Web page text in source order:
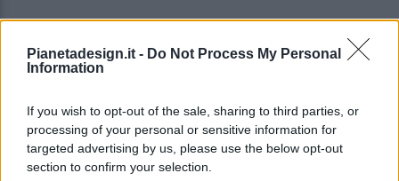
Pianetadesign.it - Do Not Process My Personal
Information
If you wish to opt-out of the sale, sharing to third parties, or
processing of your personal or sensitive information for
targeted advertising by us, please use the below opt-out
section to confirm your selection.
© 2026 - Pianeta Design - P.IVA 04827280654 - Testata
Registrata Al Tribunale Di Nocera Inferiore N. 8/2020 - RG N.